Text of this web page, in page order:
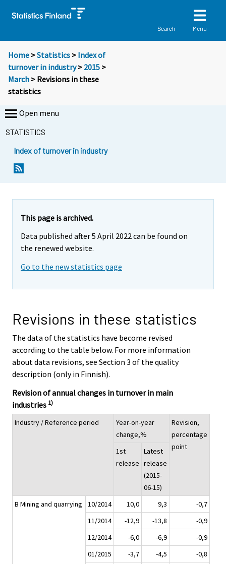
Search Menu
Home >Statistics > Index of
turnover in industry> 2015 >
March > Revisions in these
statistics
Open menu
STATISTICS
Index of turnover in industry
This page is archived.
Data published after 5 April 2022 can be found on
the renewed website.
Go to the new statistics page
Revisions in these statistics
The data of the statistics have become revised
according to the table below. For more information
about data revisions, see Section 3 of the quality
description (only in Finnish).
Revision of annual changes in turnover in main
industries 1)
Industry / Reference period
Year-on-year
change,%
Revision,
percentage
point
1st
release
Latest
release
(2015-
06-15)
B Mining and quarrying
10/2014 10,0 9,3
-0,7
11/2014
-12,9 -13,8
-0,9
12/2014
-6,0 -6,9
-0,9
01/2015
-3,7 -4,5
-0,8